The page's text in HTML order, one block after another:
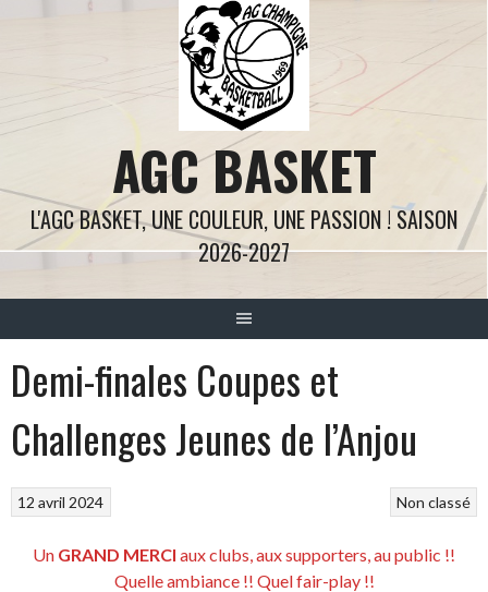
AGC BASKET
L'AGC BASKET, UNE COULEUR, UNE PASSION ! SAISON
2026-2027
Demi-finales Coupes et
Challenges Jeunes de l’Anjou
Non classé
12 avril 2024
Un GRAND MERCI aux clubs, aux supporters, au public !!
Quelle ambiance !! Quel fair-play !!